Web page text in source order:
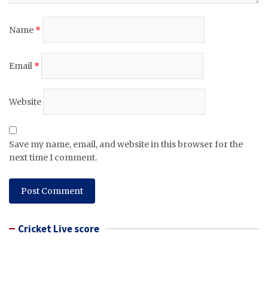
Name *
Email *
Website
Save my name, email, and website in this browser for the
next time I comment.
Cricket Live score